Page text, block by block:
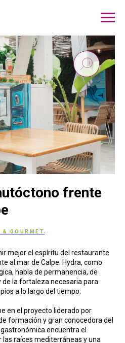
frente
& GOURMET
mejor el espíritu del restaurante
al mar de Calpe. Hydra, como
habla de permanencia, de
la fortaleza necesaria para
a lo largo del tiempo.
en el proyecto liderado por
formación y gran conocedora del
encuentra el
raíces mediterráneas y una